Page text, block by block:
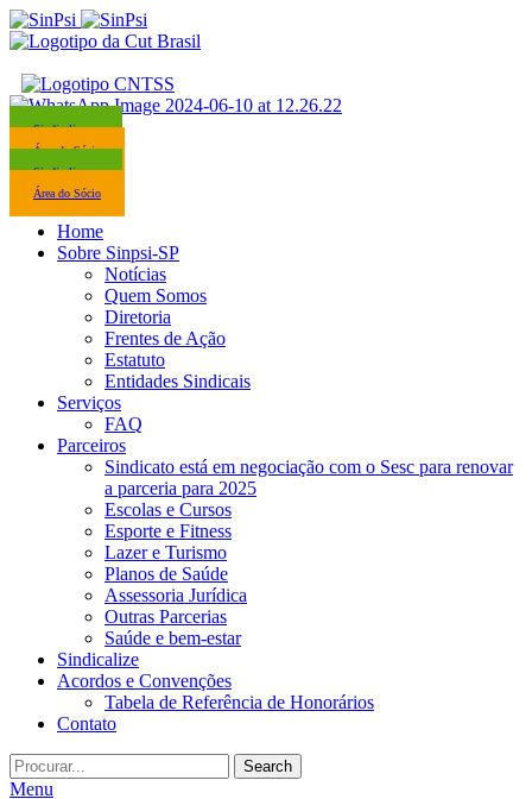
Sindicalize-se
Área do Sócio
Sindicalize-se
Área do Sócio
Home
Sobre Sinpsi-SP
Notícias
Quem Somos
Diretoria
Frentes de Ação
Estatuto
Entidades Sindicais
Serviços
FAQ
Parceiros
Sindicato está em negociação com o Sesc para renovar
a parceria para 2025
Escolas e Cursos
Esporte e Fitness
Lazer e Turismo
Planos de Saúde
Assessoria Jurídica
Outras Parcerias
Saúde e bem-estar
Sindicalize
Acordos e Convenções
Tabela de Referência de Honorários
Contato
Search
Menu